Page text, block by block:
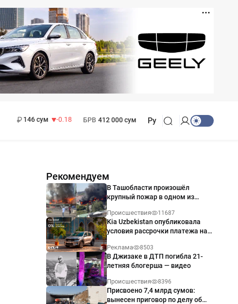
146 сум
-0.18
БРВ 412 000 сум Ру
Рекомендуем
В Ташобласти произошёл
крупный пожар в одном из
Происшествия 11687
Kia Uzbekistan опубликовала
условия рассрочки платежа на
годовых
Реклама 8503
В Джизаке в ДТП погибла 21-
летняя блогерша — видео
Происшествия 8396
Присвоено 7,4 млрд сумов:
вынесен приговор по делу об